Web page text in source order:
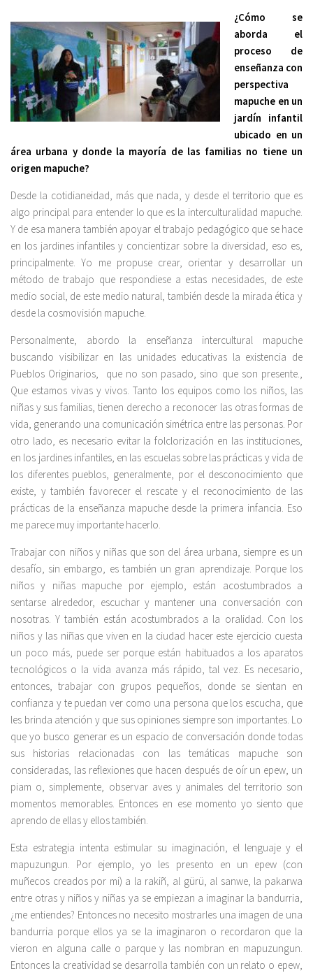
¿Cómo se
aborda el
proceso de
enseñanza con
perspectiva
mapuche en un
jardín infantil
ubicado en un
área urbana y donde la mayoría de las familias no tiene un
origen mapuche?
Desde la cotidianeidad, más que nada, y desde el territorio que es
algo principal para entender lo que es la interculturalidad mapuche.
Y de esa manera también apoyar el trabajo pedagógico que se hace
en los jardines infantiles y concientizar sobre la diversidad, eso es,
principalmente. Yo me propuse crear, orientar y desarrollar un
método de trabajo que respondiese a estas necesidades, de este
medio social, de este medio natural, también desde la mirada ética y
desde la cosmovisión mapuche.
Personalmente, abordo la enseñanza intercultural mapuche
buscando visibilizar en las unidades educativas la existencia de
Pueblos Originarios, que no son pasado, sino que son presente.,
Que estamos vivas y vivos. Tanto los equipos como los niños, las
niñas y sus familias, tienen derecho a reconocer las otras formas de
vida, generando una comunicación simétrica entre las personas. Por
otro lado, es necesario evitar la folclorización en las instituciones,
en los jardines infantiles, en las escuelas sobre las prácticas y vida de
los diferentes pueblos, generalmente, por el desconocimiento que
existe, y también favorecer el rescate y el reconocimiento de las
prácticas de la enseñanza mapuche desde la primera infancia. Eso
me parece muy importante hacerlo.
Trabajar con niños y niñas que son del área urbana, siempre es un
desafío, sin embargo, es también un gran aprendizaje. Porque los
niños y niñas mapuche por ejemplo, están acostumbrados a
sentarse alrededor, escuchar y mantener una conversación con
nosotras. Y también están acostumbrados a la oralidad. Con los
niños y las niñas que viven en la ciudad hacer este ejercicio cuesta
un poco más, puede ser porque están habituados a los aparatos
tecnológicos o la vida avanza más rápido, tal vez. Es necesario,
entonces, trabajar con grupos pequeños, donde se sientan en
confianza y te puedan ver como una persona que los escucha, que
les brinda atención y que sus opiniones siempre son importantes. Lo
que yo busco generar es un espacio de conversación donde todas
sus historias relacionadas con las temáticas mapuche son
consideradas, las reflexiones que hacen después de oír un epew, un
piam o, simplemente, observar aves y animales del territorio son
momentos memorables. Entonces en ese momento yo siento que
aprendo de ellas y ellos también.
Esta estrategia intenta estimular su imaginación, el lenguaje y el
mapuzungun. Por ejemplo, yo les presento en un epew (con
muñecos creados por mi) a la rakiñ, al gürü, al sanwe, la pakarwa
entre otras y niños y niñas ya se empiezan a imaginar la bandurria,
¿me entiendes? Entonces no necesito mostrarles una imagen de una
bandurria porque ellos ya se la imaginaron o recordaron que la
vieron en alguna calle o parque y las nombran en mapuzungun.
Entonces la creatividad se desarrolla también con un relato o epew,